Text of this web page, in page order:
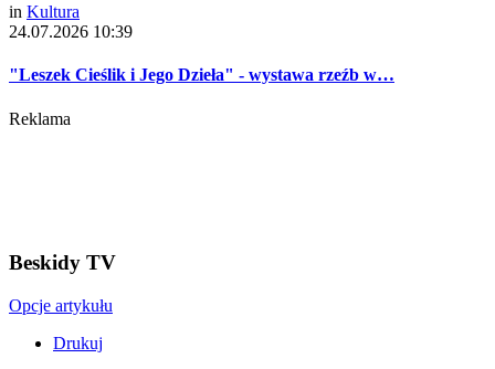
in Kultura
24.07.2026 10:39
"Leszek Cieślik i Jego Dzieła" - wystawa rzeźb w…
Reklama
Beskidy TV
Opcje artykułu
Drukuj